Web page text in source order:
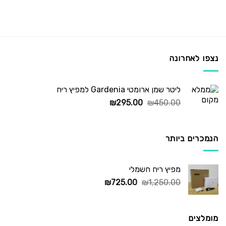
נצפו לאחרונה
ליטר שמן ארומטי Gardenia למפיץ ריח
₪450.00
המחיר
₪295.00
המחיר
הנמכרים ביותר
מפיץ ריח חשמלי
₪1,250.00
המחיר
₪725.00
המחיר
מומלצים